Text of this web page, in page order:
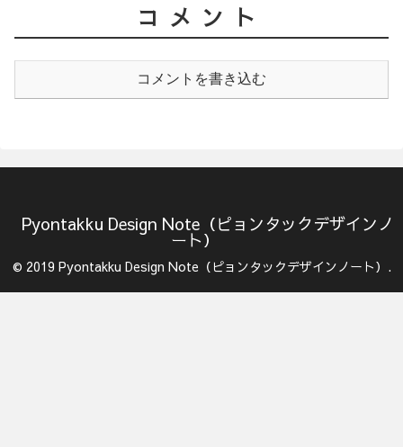
コメント
コメントを書き込む
Pyontakku Design Note（ピョンタックデザインノ
ート）
© 2019 Pyontakku Design Note（ピョンタックデザインノート）.